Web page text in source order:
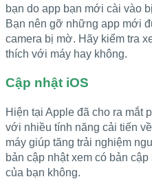
bạn do app bạn mới cài vào
Bạn nên gỡ những app mới
camera bị mờ. Hãy kiểm tra
thích với máy hay không.
Cập nhật iOS
Hiện tại Apple đã cho ra mắt
với nhiều tính năng cải tiến
máy giúp tăng trải nghiệm
bản cập nhật xem có bản
của bạn không.